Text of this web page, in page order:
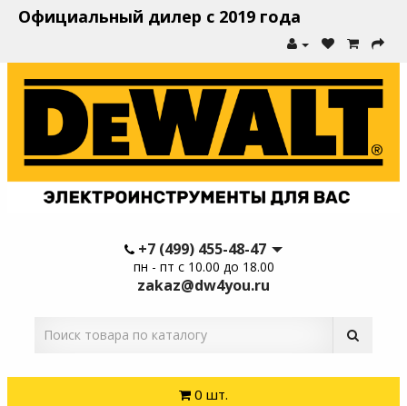
Официальный дилер с 2019 года
+7 (499) 455-48-47
пн - пт с 10.00 до 18.00
zakaz@dw4you.ru
0 шт.